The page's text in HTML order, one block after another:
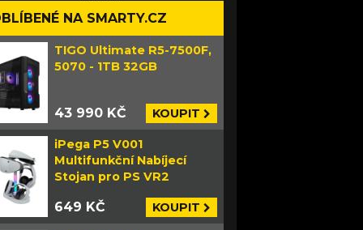
NA SMARTY.CZ
TIGO Ultimate R5-7500F,
5070 - 1TB 32GB
43 990 KČ KOUPIT
iPega P5 V001
Multifunkční Nabíjecí
Stojan pro PS VR2
649 KČ KOUPIT